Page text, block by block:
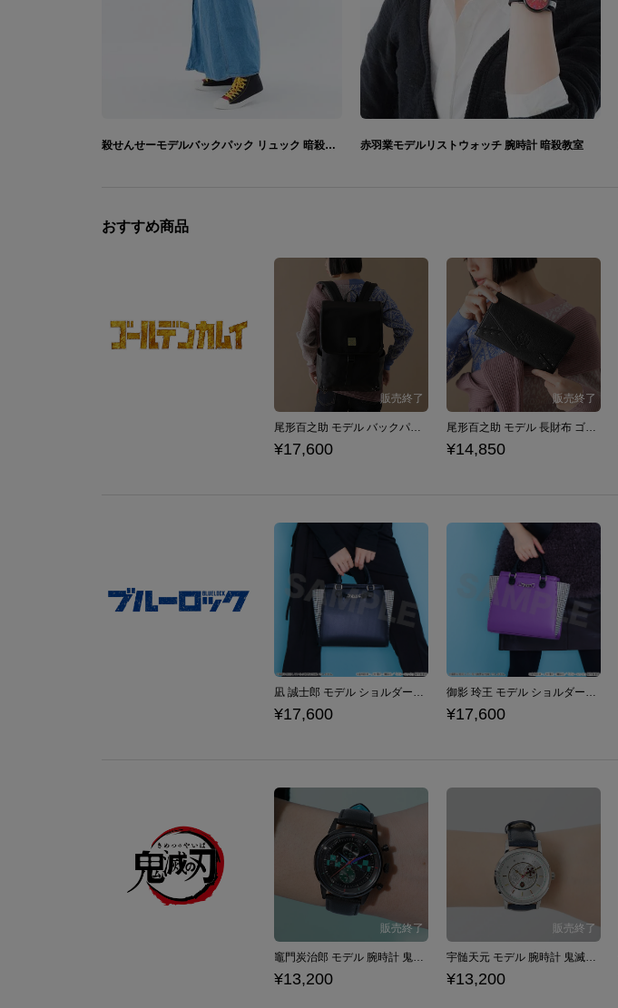
殺せんせーモデルバックパック リュック 暗殺教室 赤羽業モデルリストウォッチ 腕時計 暗殺教室
おすすめ商品
尾形百之助 モデル バックパック ゴールデンカムイ
¥17,600
尾形百之助 モデル 長財布 ゴールデンカムイ
¥14,850
凪 誠士郎 モデル ショルダーバッグ ブルーロック
¥17,600
御影 玲王 モデル ショルダーバッグ ブルーロック
¥17,600
竈門炭治郎 モデル 腕時計 鬼滅の刃
¥13,200
宇髄天元 モデル 腕時計 鬼滅の刃
¥13,200